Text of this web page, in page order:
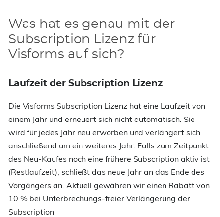
Was hat es genau mit der
Subscription Lizenz für
Visforms auf sich?
Laufzeit der Subscription Lizenz
Die Visforms Subscription Lizenz hat eine Laufzeit von
einem Jahr und erneuert sich nicht automatisch. Sie
wird für jedes Jahr neu erworben und verlängert sich
anschließend um ein weiteres Jahr. Falls zum Zeitpunkt
des Neu-Kaufes noch eine frühere Subscription aktiv ist
(Restlaufzeit), schließt das neue Jahr an das Ende des
Vorgängers an. Aktuell gewähren wir einen Rabatt von
10 % bei Unterbrechungs-freier Verlängerung der
Subscription.